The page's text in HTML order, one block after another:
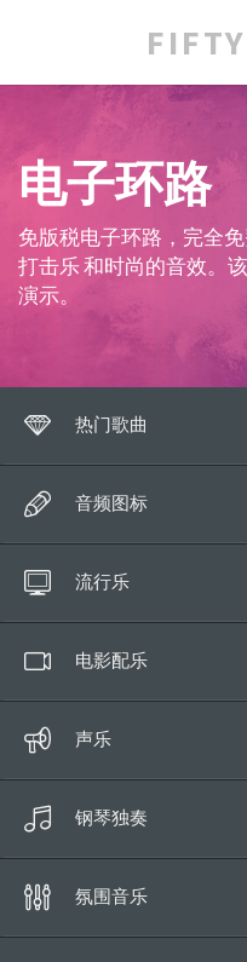
电子环路
免版税电子环路，完全
打击乐 和时尚的音效。
演示。
热门歌曲
音频图标
所有歌曲
长达10秒
流行乐
电影配乐
全部
史诗/冒险
喜剧
声乐
钢琴独奏
氛围音乐